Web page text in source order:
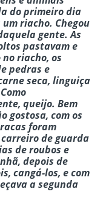
do primeiro dia
riacho. Chegou
gente. As
pastavam e
riacho, os
pedras e
seca, linguiça
queijo. Bem
gostosa, com os
foram
de guarda
de roubos e
depois de
cangá-los, e com
a segunda